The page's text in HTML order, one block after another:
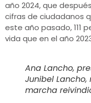
año 2024, que
cifras de ciudadanos
este año pasado, 111
vida que en el año
Ana Lancho,
Junibel
marcha